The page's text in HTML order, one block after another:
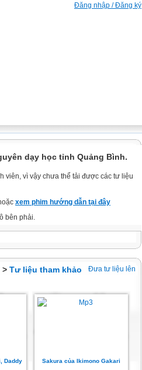
Đăng nhập / Đăng ký
dạy học tỉnh Quảng Bình.
viên, vì vậy chưa thể tải được các tư liệu
xem phim hướng dẫn tại đây
bên phải.
Đưa tư liệu lên
> Tư liệu tham khảo
Daddy
Sakura của Ikimono Gakari